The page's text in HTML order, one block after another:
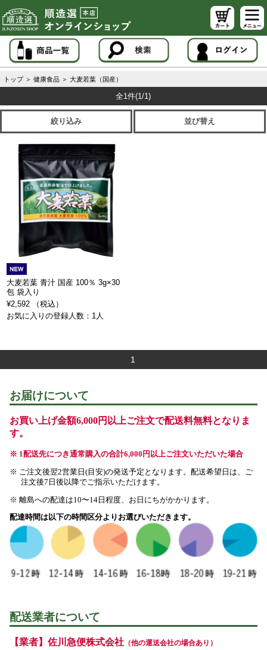
トップ ＞ 健康食品 ＞ 大麦若葉（国産）
全1件(1/1)
絞り込み 並び替え
大麦若葉 青汁 国産 100％ 3g×30
包 袋入り
¥2,592 （税込）
お気に入りの登録人数：1人
1